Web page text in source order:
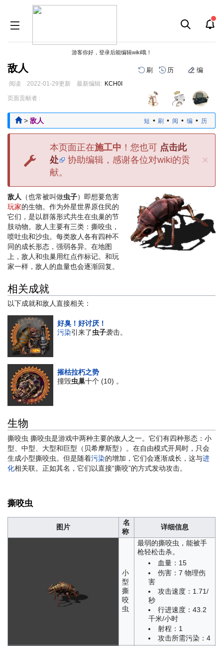
游客你好，登录后能编辑wiki哦！
敌人 刷 历 编
阅读 2022-01-29更新 最新编辑: KCH0I
跳
导
跳
搜
页面贡献者 :
> 敌人 短 • 刷 • 阅 • 编 • 历
本页面正在施工中 ！您也可 点击此
处
协助编辑，感谢各位对wiki的贡
献。
×
敌人 （也常被叫做虫子）即想要危害
玩家的生物。作为外星世界原住民的
它们，是以群落形式共生在虫巢的节
肢动物。敌人主要有三类：撕咬虫，
喷吐虫和沙虫。每类敌人各有四种不
同的成长形态，强弱各异。在地图
上，敌人和虫巢用红点作标记。和玩
家一样，敌人的血量也会逐渐回复。
相关成就
以下成就和敌人直接相关：
好臭！好讨厌！
污染引来了虫子袭击。
摧枯拉朽之势
撞毁虫巢十个 (10) 。
生物
撕咬虫 撕咬虫是游戏中两种主要的敌人之一。它们有四种形态：小
型、中型、大型和巨型（贝希摩斯型）。在自由模式开局时，只会
生成小型撕咬虫。但是随着污染的增加，它们会逐渐成长，这与进
化相关联。正如其名，它们以直接“撕咬”的方式发动攻击。
撕咬虫
图片
名
称
详细信息
小
型
撕
咬
虫
最弱的撕咬虫，能被手
枪轻松击杀。
血量：15
伤害：7 物理伤
害
攻击速度：1.71/
秒
行进速度：43.2
千米/小时
射程：1
攻击所需污染：4